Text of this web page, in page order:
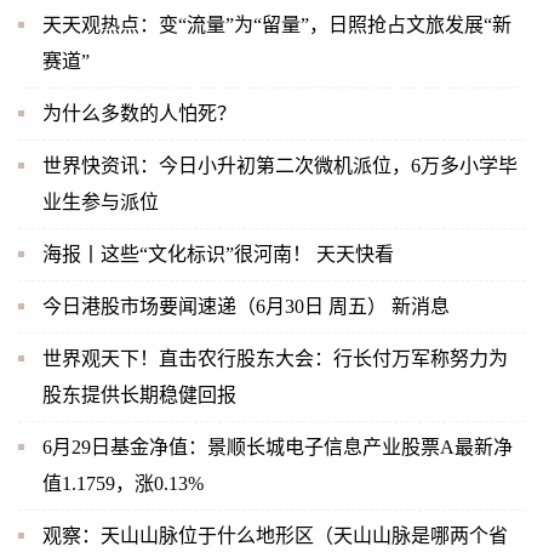
天天观热点：变“流量”为“留量”，日照抢占文旅发展“新
赛道”
为什么多数的人怕死？
世界快资讯：今日小升初第二次微机派位，6万多小学毕
业生参与派位
海报丨这些“文化标识”很河南！ 天天快看
今日港股市场要闻速递（6月30日 周五） 新消息
世界观天下！直击农行股东大会：行长付万军称努力为
股东提供长期稳健回报
6月29日基金净值：景顺长城电子信息产业股票A最新净
值1.1759，涨0.13%
观察：天山山脉位于什么地形区（天山山脉是哪两个省